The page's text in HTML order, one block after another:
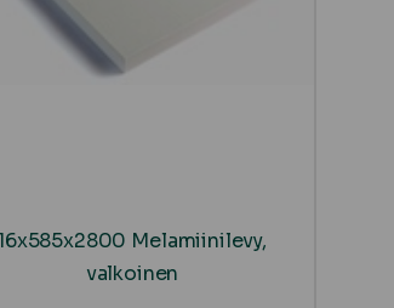
Melamiinilevy,
valkoinen